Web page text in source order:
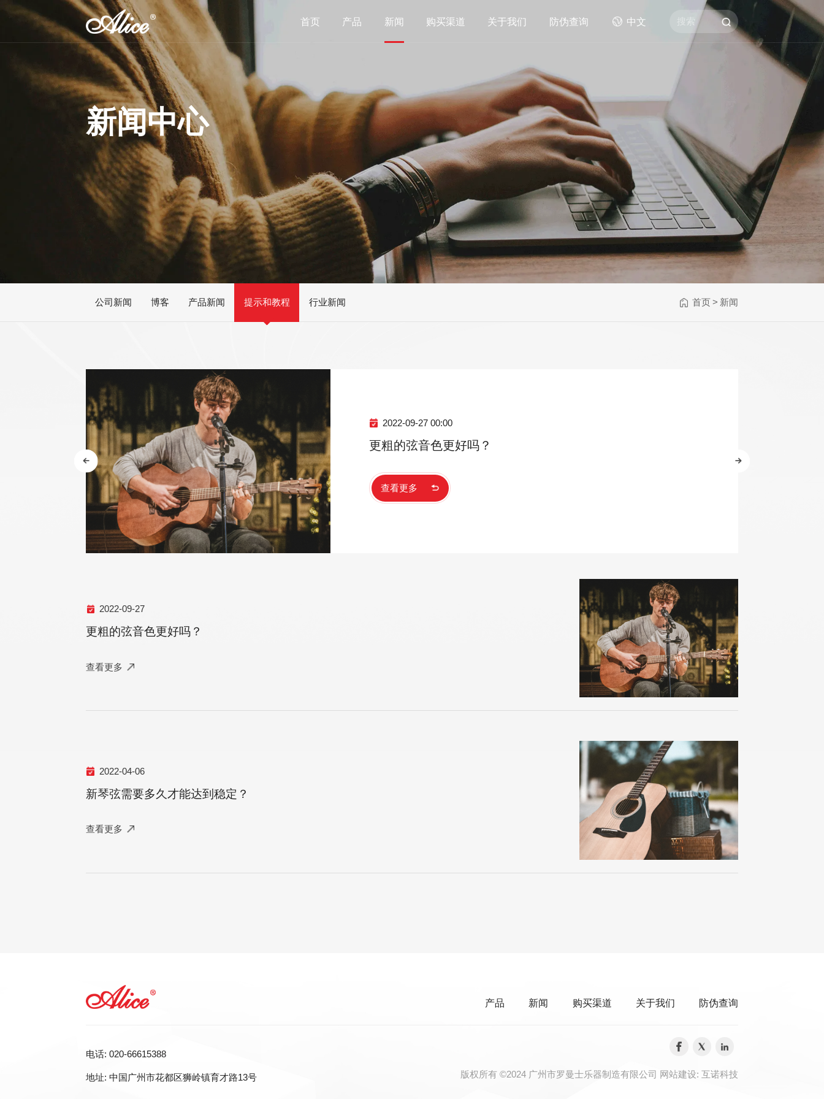
首页 产品
吉他弦
民谣吉他弦
木贝斯弦
古典吉他弦
古典吉他乐团用弦
电吉他弦
电贝司弦
弗拉门戈吉他弦
吉他里里弦
民谣/电吉他通用高音单
提琴弦
小提琴弦
中提琴弦
大提琴弦
倍大提琴弦
尤克里里弦
班卓琴弦
乌德琴弦
曼陀铃琴弦
卡卓弦
中国民乐弦
古筝弦
弓弦乐器弦
弹拨乐器弦
古琴扬琴及其他琴弦
AWR王者舒适防滑拨片
赛璐珞拨片
改性ABS拨片
数码彩印拨片
不锈钢拨片
德林拨片
其他拨片类产品
变调夹
古典吉他变调夹
多用途变调夹
弦轴(位准)
吉他单位准
吉他三位准
尤克里里位准
手持打击乐器
铃鼓
响蛋,砂棒
其他配件类产品
音孔盖
护板
乐器保养类
AWR58-SL 09-42
超轻弦,镀镍合金电
吉他弦
ASHG1 15-54超轻
型,镀镍合金夏威夷
金电吉他弦
新闻 购买渠道 关于我们 防伪查询 中文 搜索
新闻中心
公司新闻 博客 产品新闻 提示和教程 行业新闻 首页> 新闻
2022-09-27 00:00
更粗的弦音色更好吗？
查看更多
2022-09-27
更粗的弦音色更好吗？
查看更多
2022-04-06
新琴弦需要多久才能达到稳定？
查看更多
产品 新闻 购买渠道 关于我们 防伪查询
电话: 020-66615388
地址: 中国广州市花都区狮岭镇育才路13号 版权所有 ©2024 广州市罗曼士乐器制造有限公司 网站建设: 互诺科技